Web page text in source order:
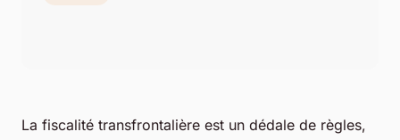
La fiscalité transfrontalière est un dédale de règles,